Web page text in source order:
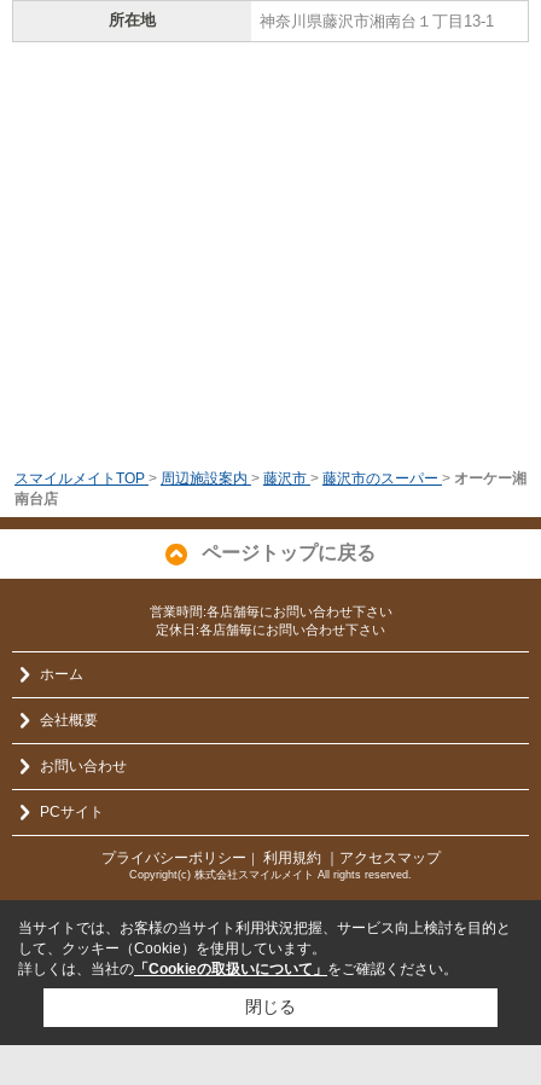
所在地 神奈川県藤沢市湘南台１丁目13-1
スマイルメイトTOP > 周辺施設案内 > 藤沢市 > 藤沢市のスーパー > オーケー湘
南台店
ページトップに戻る
営業時間:各店舗毎にお問い合わせ下さい
定休日:各店舗毎にお問い合わせ下さい
ホーム
会社概要
お問い合わせ
PCサイト
プライバシーポリシー ｜ 利用規約 ｜アクセスマップ
Copyright(c) 株式会社スマイルメイト All rights reserved.
当サイトでは、お客様の当サイト利用状況把握、サービス向上検討を目的と
して、クッキー（Cookie）を使用しています。
詳しくは、当社の 「Cookieの取扱いについて」 をご確認ください。
閉じる